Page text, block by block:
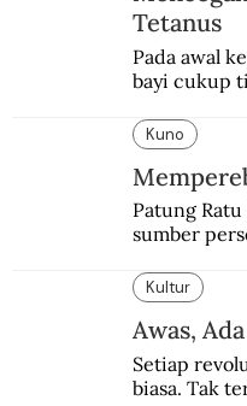
Tetanus
Pada awal
bayi cukup
Kuno
Patung
sumber
Kultur
Awas,
Setiap
biasa. Tak